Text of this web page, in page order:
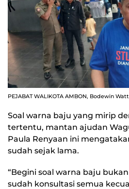
PEJABAT WALIKOTA AMBON, Bodewin
Soal warna baju yang mirip
tertentu, mantan ajudan
Paula Renyaan ini
sudah sejak lama.
“Begini soal warna baju
sudah konsultasi semua